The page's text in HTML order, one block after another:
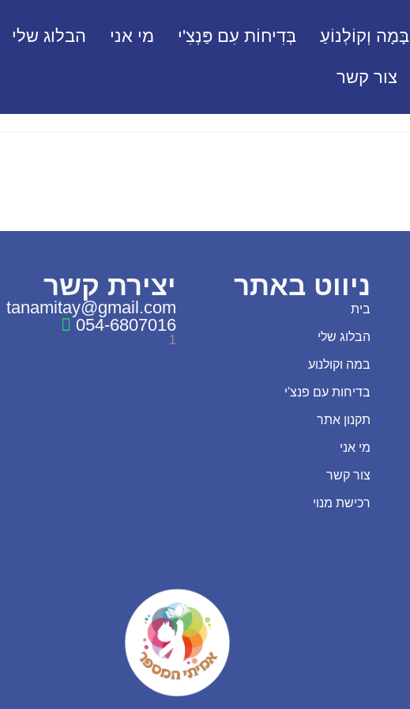
בָּמָה וְקוֹלְנוֹעַ בְּדִיחוֹת עִם פַּנְצִ'י מי אני הבלוג שלי
צור קשר
ניווט באתר
בית
הבלוג שלי
במה וקולנוע
בדיחות עם פנצ'י
תקנון אתר
מי אני
צור קשר
רכישת מנוי
יצירת קשר
tanamitay@gmail.com
054-6807016
1